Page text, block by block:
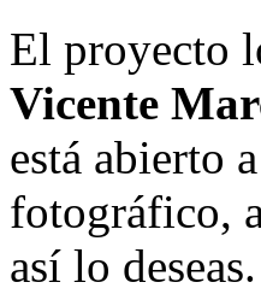
El proyecto
Vicente
está abierto
fotográfico,
así lo deseas.